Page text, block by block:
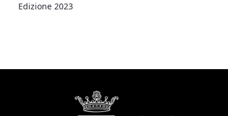
Edizione 2023